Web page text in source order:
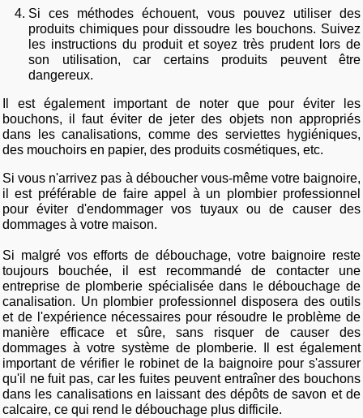
Si ces méthodes échouent, vous pouvez utiliser des
produits chimiques pour dissoudre les bouchons. Suivez
les instructions du produit et soyez très prudent lors de
son utilisation, car certains produits peuvent être
dangereux.
Il est également important de noter que pour éviter les
bouchons, il faut éviter de jeter des objets non appropriés
dans les canalisations, comme des serviettes hygiéniques,
des mouchoirs en papier, des produits cosmétiques, etc.
Si vous n'arrivez pas à déboucher vous-même votre baignoire,
il est préférable de faire appel à un plombier professionnel
pour éviter d'endommager vos tuyaux ou de causer des
dommages à votre maison.
Si malgré vos efforts de débouchage, votre baignoire reste
toujours bouchée, il est recommandé de contacter une
entreprise de plomberie spécialisée dans le débouchage de
canalisation. Un plombier professionnel disposera des outils
et de l'expérience nécessaires pour résoudre le problème de
manière efficace et sûre, sans risquer de causer des
dommages à votre système de plomberie. Il est également
important de vérifier le robinet de la baignoire pour s'assurer
qu'il ne fuit pas, car les fuites peuvent entraîner des bouchons
dans les canalisations en laissant des dépôts de savon et de
calcaire, ce qui rend le débouchage plus difficile.